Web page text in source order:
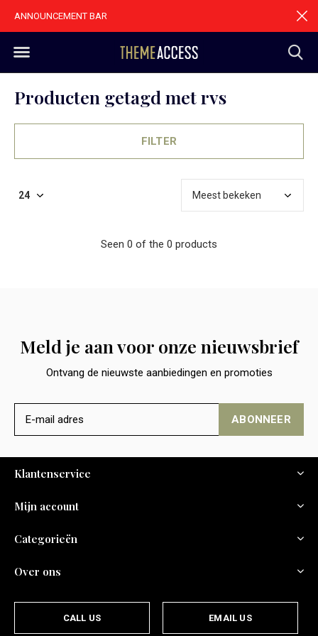
ANNOUNCEMENT BAR
Producten getagd met rvs
FILTER
Seen 0 of the 0 products
Meld je aan voor onze nieuwsbrief
Ontvang de nieuwste aanbiedingen en promoties
ABONNEER
Klantenservice
Mijn account
Categorieën
Over ons
CALL US EMAIL US